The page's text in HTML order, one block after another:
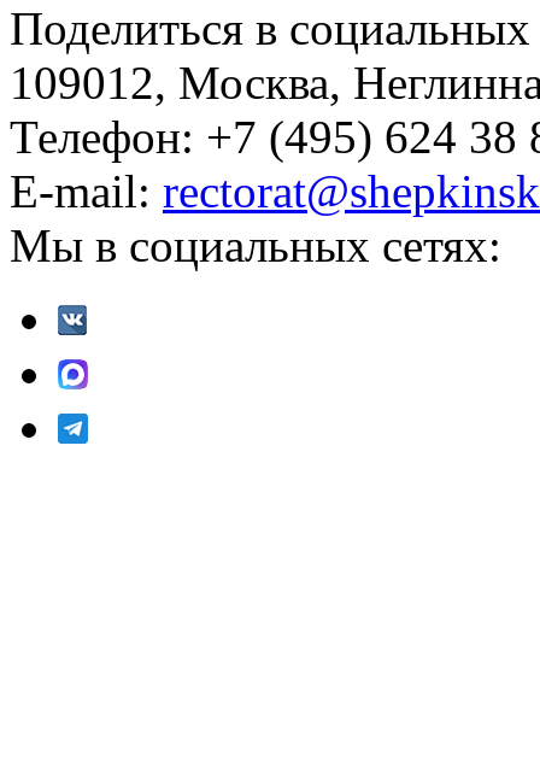
Поделиться в социальных
109012, Москва,
Телефон: +7 (495) 624 38
E-mail:
Мы в социальных сетях: